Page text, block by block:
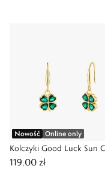
Nowość Online only
Kolczyki Good Luck Sun
119,00 zł